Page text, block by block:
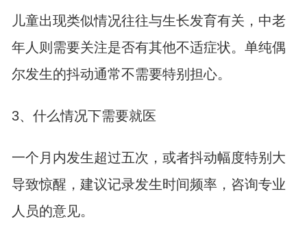
儿童出现类似情况往往与生长发育有关，中老
年人则需要关注是否有其他不适症状。单纯偶
尔发生的抖动通常不需要特别担心。
3、什么情况下需要就医
一个月内发生超过五次，或者抖动幅度特别大
导致惊醒，建议记录发生时间频率，咨询专业
人员的意见。